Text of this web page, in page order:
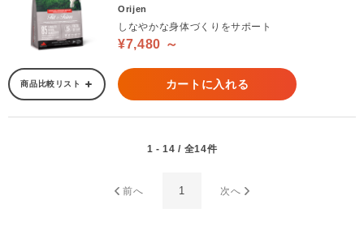
Orijen
しなやかな身体づくりをサポート
¥7,480 ～
商品比較リスト カートに入れる
1 - 14 / 全14件
前へ 1 次へ